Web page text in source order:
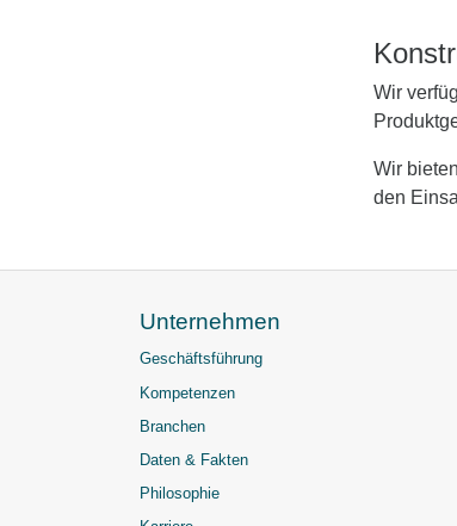
Wir
Wir
den
Unternehmen
Geschäftsführung
Kompetenzen
Branchen
Daten & Fakten
Philosophie